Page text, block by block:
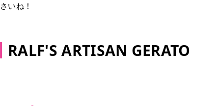
さいね！
RALF'S ARTISAN GERATO